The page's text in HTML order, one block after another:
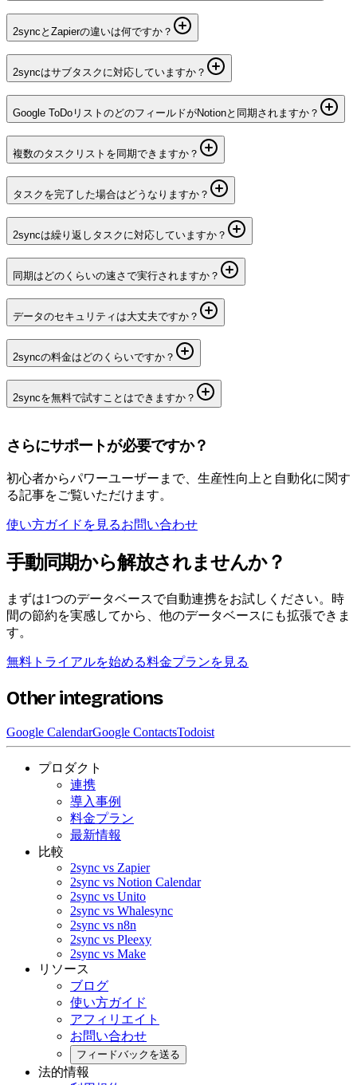
2syncとZapierの違いは何ですか？
2syncはサブタスクに対応していますか？
Google ToDoリストのどのフィールドがNotionと同期されますか？
複数のタスクリストを同期できますか？
タスクを完了した場合はどうなりますか？
2syncは繰り返しタスクに対応していますか？
同期はどのくらいの速さで実行されますか？
データのセキュリティは大丈夫ですか？
2syncの料金はどのくらいですか？
2syncを無料で試すことはできますか？
さらにサポートが必要ですか？
初心者からパワーユーザーまで、生産性向上と自動化に関す
る記事をご覧いただけます。
使い方ガイドを見るお問い合わせ
手動同期から解放されませんか？
まずは1つのデータベースで自動連携をお試しください。時
間の節約を実感してから、他のデータベースにも拡張できま
す。
無料トライアルを始める料金プランを見る
Other integrations
Google CalendarGoogle ContactsTodoist
プロダクト
連携
導入事例
料金プラン
最新情報
比較
2sync vs Zapier
2sync vs Notion Calendar
2sync vs Unito
2sync vs Whalesync
2sync vs n8n
2sync vs Pleexy
2sync vs Make
リソース
ブログ
使い方ガイド
アフィリエイト
お問い合わせ
フィードバックを送る
法的情報